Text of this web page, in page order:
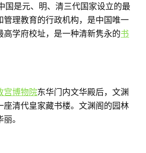
国是元、明、清三代国家设立的最
管理教育的行政机构，是中国唯一
高学府校址，是一种清新隽永的书
宫博物院东华门内文华殿后，文渊
座清代皇家藏书楼。文渊阁的园林
。